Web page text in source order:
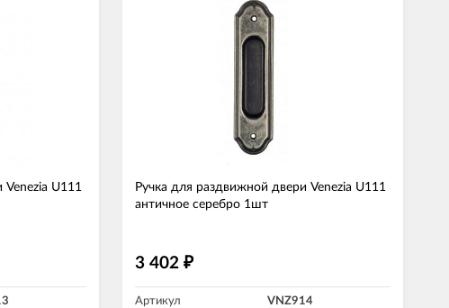
Venezia U111
Ручка для раздвижной двери Venezia U111
античное серебро 1шт
3 402 ₽
Артикул VNZ914